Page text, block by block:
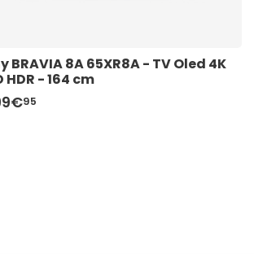
BRAVIA 8A 65XR8A - TV Oled 4K
HDR - 164 cm
95